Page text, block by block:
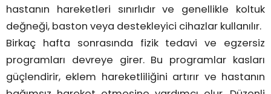
hastanın hareketleri sınırlıdır ve genellikle koltuk
değneği, baston veya destekleyici cihazlar kullanılır.
Birkaç hafta sonrasında fizik tedavi ve egzersiz
programları devreye girer. Bu programlar kasları
güçlendirir, eklem hareketliliğini artırır ve hastanın